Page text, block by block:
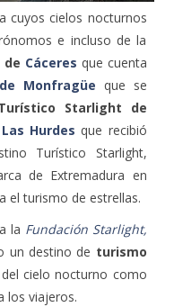
cuyos cielos nocturnos
e incluso de la
de Cáceres que cuenta
Monfragüe que se
Starlight de
Las Hurdes que recibió
Turístico Starlight,
de Extremadura en
el turismo de estrellas.
la Fundación Starlight,
un destino de turismo
cielo nocturno como
los viajeros.